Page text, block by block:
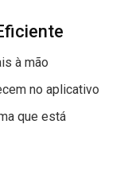
à mão
no aplicativo
que está